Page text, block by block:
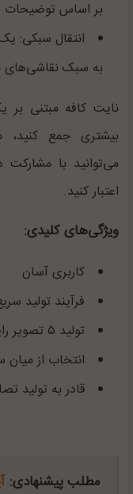
بر اساس توضیحات
انتقال سبکی:
به سبک نقاشی‌های
نایت کافه مبتنی
بیشتری جمع کنید،
می‌توانید با
اعتبار کنید.
ویژگی‌های کلیدی:
کاربری آسان
فرآیند تولید
تولید ۵ تصویر رایگان در روز
انتخاب از
قادر به تولید
مطلب پیشنهادی: